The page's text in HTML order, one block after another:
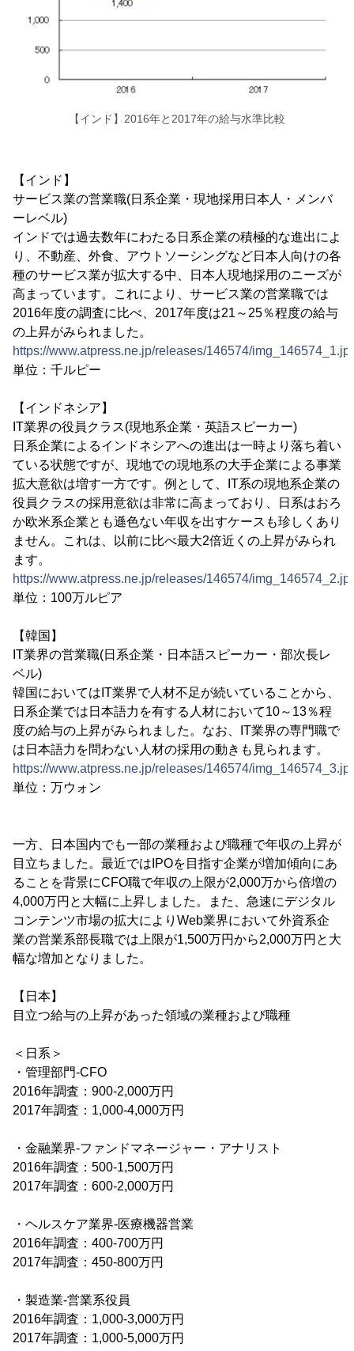
【インド】2016年と2017年の給与水準比較
【インド】
サービス業の営業職(日系企業・現地採用日本人・メンバ
ーレベル)
インドでは過去数年にわたる日系企業の積極的な進出によ
り、不動産、外食、アウトソーシングなど日本人向けの各
種のサービス業が拡大する中、日本人現地採用のニーズが
高まっています。これにより、サービス業の営業職では
2016年度の調査に比べ、2017年度は21～25％程度の給与
の上昇がみられました。
https://www.atpress.ne.jp/releases/146574/
単位：千ルピー
【インドネシア】
IT業界の役員クラス(現地系企業・英語スピーカー)
日系企業によるインドネシアへの進出は一時より落ち着い
ている状態ですが、現地での現地系の大手企業による事業
拡大意欲は増す一方です。例として、IT系の現地系企業の
役員クラスの採用意欲は非常に高まっており、日系はおろ
か欧米系企業とも遜色ない年収を出すケースも珍しくあり
ません。これは、以前に比べ最大2倍近くの上昇がみられ
ます。
https://www.atpress.ne.jp/releases/146574/
単位：100万ルピア
【韓国】
IT業界の営業職(日系企業・日本語スピーカー・部次長レ
ベル)
韓国においてはIT業界で人材不足が続いていることから、
日系企業では日本語力を有する人材において10～13％程
度の給与の上昇がみられました。なお、IT業界の専門職で
は日本語力を問わない人材の採用の動きも見られます。
https://www.atpress.ne.jp/releases/146574/
単位：万ウォン
一方、日本国内でも一部の業種および職種で年収の上昇が
目立ちました。最近ではIPOを目指す企業が増加傾向にあ
ることを背景にCFO職で年収の上限が2,000万から倍増の
4,000万円と大幅に上昇しました。また、急速にデジタル
コンテンツ市場の拡大によりWeb業界において外資系企
業の営業系部長職では上限が1,500万円から2,000万円と大
幅な増加となりました。
【日本】
目立つ給与の上昇があった領域の業種および職種
＜日系＞
・管理部門-CFO
2016年調査：900-2,000万円
2017年調査：1,000-4,000万円
・金融業界-ファンドマネージャー・アナリスト
2016年調査：500-1,500万円
2017年調査：600-2,000万円
・ヘルスケア業界-医療機器営業
2016年調査：400-700万円
2017年調査：450-800万円
・製造業-営業系役員
2016年調査：1,000-3,000万円
2017年調査：1,000-5,000万円